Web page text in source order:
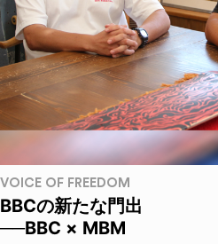
VOICE OF FREEDOM
BBCの新たな門出
──BBC × MBM